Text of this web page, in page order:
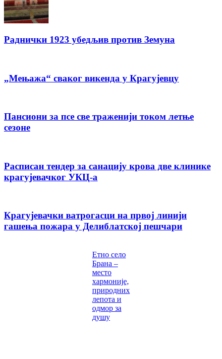
Раднички 1923 убедљив против Земуна
„Мењажа“ сваког викенда у Крагујевцу
Пансиони за псе све траженији током летње
сезоне
Расписан тендер за санацију крова две клинике
крагујевачког УКЦ-а
Крагујевачки ватрогасци на првој линији
гашења пожара у Делиблатској пешчари
Етно село
Брана –
место
хармоније,
природних
лепота и
одмор за
душу